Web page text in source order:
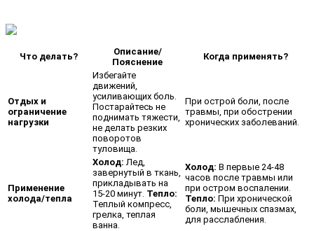
Что делать?
Описание/
Пояснение
Когда применять?
Отдых и
ограничение
нагрузки
Избегайте
движений,
усиливающих боль.
Постарайтесь не
поднимать тяжести,
не делать резких
поворотов
туловища.
При острой боли, после
травмы, при обострении
хронических заболеваний.
Применение
холода/тепла
Холод: Лед,
завернутый в ткань,
прикладывать на
15-20 минут. Тепло:
Теплый компресс,
грелка, теплая
ванна.
Холод: В первые 24-48
часов после травмы или
при остром воспалении.
Тепло: При хронической
боли, мышечных спазмах,
для расслабления.